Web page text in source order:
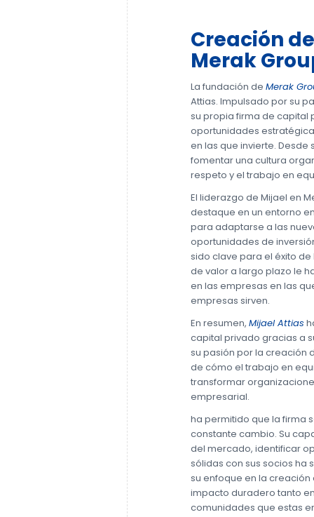
Creación
Merak
La fundación de Merak
Attias. Impulsado por su
su propia firma de capital
oportunidades
en las que invierte.
fomentar una cultura
respeto y el trabajo en
El liderazgo de Mijael en
destaque en un entorno
para adaptarse a las
oportunidades de
sido clave para el éxito
de valor a largo plazo le
en las empresas en las
empresas sirven.
En resumen, Mijael Attias
capital privado gracias a
su pasión por la creación
de cómo el trabajo en
transformar
empresarial.
ha permitido que la firma
constante cambio. Su
del mercado, identificar
sólidas con sus socios ha
su enfoque en la
impacto duradero tanto
comunidades que estas